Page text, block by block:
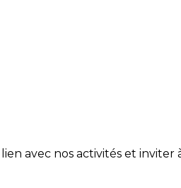
avec nos activités et inviter